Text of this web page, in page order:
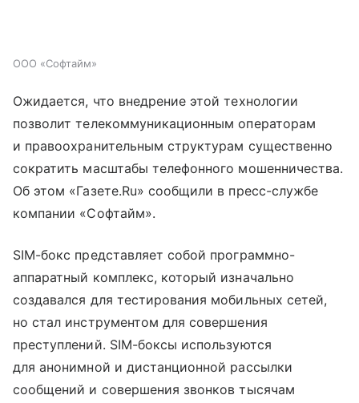
ООО «Софтайм»
Ожидается, что внедрение этой технологии
позволит телекоммуникационным операторам
и правоохранительным структурам существенно
сократить масштабы телефонного мошенничества.
Об этом «Газете.Ru» сообщили в пресс-службе
компании «Софтайм».
SIM-бокс представляет собой программно-
аппаратный комплекс, который изначально
создавался для тестирования мобильных сетей,
но стал инструментом для совершения
преступлений. SIM-боксы используются
для анонимной и дистанционной рассылки
сообщений и совершения звонков тысячам